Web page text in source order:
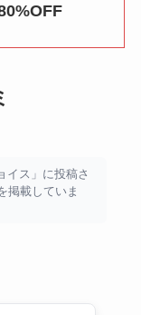
イス」に投稿さ
掲載していま